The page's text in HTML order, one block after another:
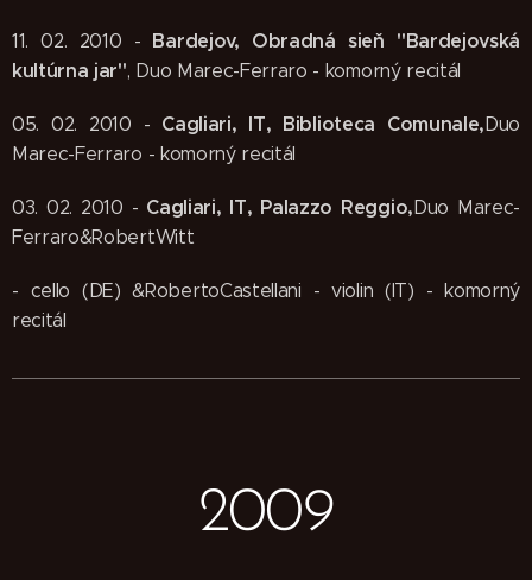
11. 02. 2010 - Bardejov, Obradná sieň "Bardejovská
kultúrna jar", Duo Marec-Ferraro - komorný recitál
05. 02. 2010 - Cagliari, IT, Biblioteca Comunale,Duo
Marec-Ferraro - komorný recitál
03. 02. 2010 - Cagliari, IT, Palazzo Reggio,Duo Marec-
Ferraro&RobertWitt
- cello (DE) &RobertoCastellani - violin (IT) - komorný
recitál
2009